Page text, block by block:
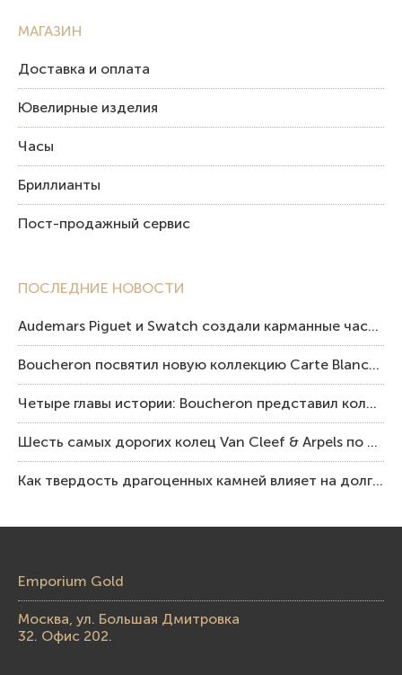
ПОСЛЕДНИЕ НОВОСТИ
Audemars Piguet и Swatch создали карманные часы в эстетике Royal Oak и Pop Art
Boucheron посвятил новую коллекцию Carte Blanche Human Being человеку и силе мастерства
Четыре главы истории: Boucheron представил коллекцию «Nom: Boucheron, Prénom: Frédéric»
Шесть самых дорогих колец Van Cleef & Arpels по итогам аукционов Sotheby’s
Как твердость драгоценных камней влияет на долговечность ювелирных изделий
МАГАЗИН
Доставка и оплата
Ювелирные изделия
Часы
Бриллианты
Пост-продажный сервис
Emporium Gold
Москва, ул. Большая Дмитровка
32. Офис 202.